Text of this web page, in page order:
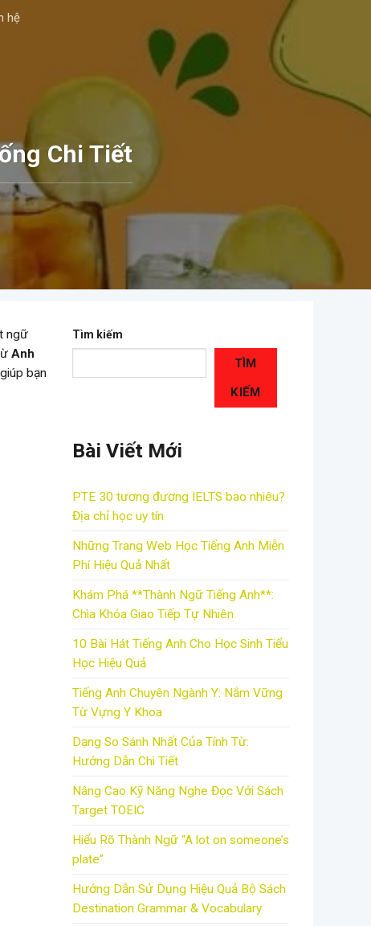
hệ
Chi Tiết
ngữ
Anh
bạn
Tìm kiếm
TÌM
KIẾM
Bài Viết Mới
PTE 30 tương đương IELTS bao nhiêu?
Địa chỉ học uy tín
Những Trang Web Học Tiếng Anh Miễn
Phí Hiệu Quả Nhất
Khám Phá **Thành Ngữ Tiếng Anh**:
Chìa Khóa Giao Tiếp Tự Nhiên
10 Bài Hát Tiếng Anh Cho Học Sinh Tiểu
Học Hiệu Quả
Tiếng Anh Chuyên Ngành Y: Nắm Vững
Từ Vựng Y Khoa
Dạng So Sánh Nhất Của Tính Từ:
Hướng Dẫn Chi Tiết
Nâng Cao Kỹ Năng Nghe Đọc Với Sách
Target TOEIC
Hiểu Rõ Thành Ngữ “A lot on someone’s
plate”
Hướng Dẫn Sử Dụng Hiệu Quả Bộ Sách
Destination Grammar & Vocabulary